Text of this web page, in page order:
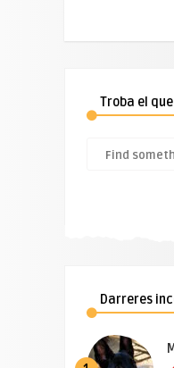
Troba el
Darreres